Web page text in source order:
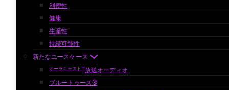
利便性
健康
生産性
持続可能性
新たなユースケース
オーラキャスト™放送オーディオ
ブルートゥース®